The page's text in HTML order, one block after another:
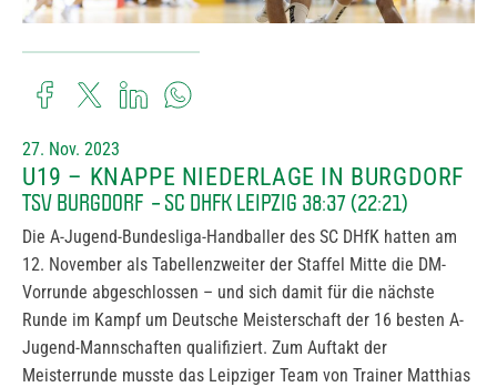
27. Nov. 2023
U19 – KNAPPE NIEDERLAGE IN BURGDORF
TSV BURGDORF – SC DHFK LEIPZIG 38:37 (22:21)
Die A-Jugend-Bundesliga-Handballer des SC DHfK hatten am
12. November als Tabellenzweiter der Staffel Mitte die DM-
Vorrunde abgeschlossen – und sich damit für die nächste
Runde im Kampf um Deutsche Meisterschaft der 16 besten A-
Jugend-Mannschaften qualifiziert. Zum Auftakt der
Meisterrunde musste das Leipziger Team von Trainer Matthias